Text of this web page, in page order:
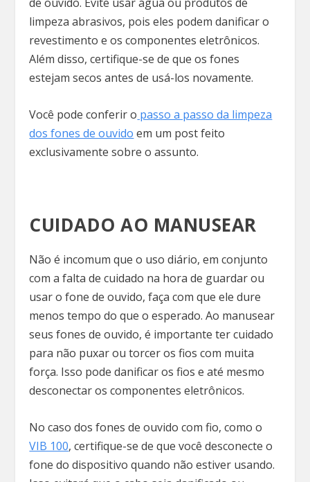
limpeza abrasivos, pois eles podem danificar o
revestimento e os componentes eletrônicos.
Além disso, certifique-se de que os fones
estejam secos antes de usá-los novamente.
Você pode conferir o passo a passo da limpeza
dos fones de ouvido em um post feito
exclusivamente sobre o assunto.
CUIDADO AO MANUSEAR
Não é incomum que o uso diário, em conjunto
com a falta de cuidado na hora de guardar ou
usar o fone de ouvido, faça com que ele dure
menos tempo do que o esperado. Ao manusear
seus fones de ouvido, é importante ter cuidado
para não puxar ou torcer os fios com muita
força. Isso pode danificar os fios e até mesmo
desconectar os componentes eletrônicos.
No caso dos fones de ouvido com fio, como o
VIB 100, certifique-se de que você desconecte o
fone do dispositivo quando não estiver usando.